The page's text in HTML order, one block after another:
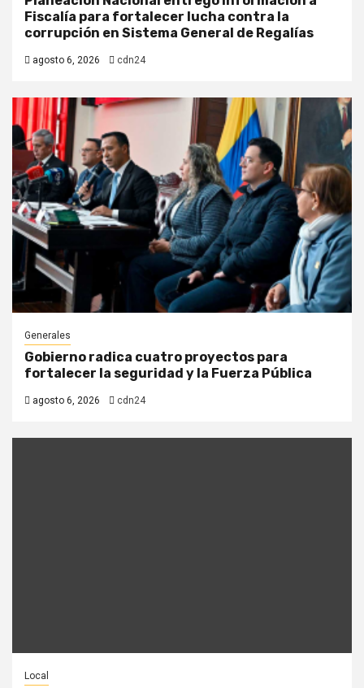
Fiscalía para fortalecer lucha contra la
corrupción en Sistema General de Regalías
agosto 6, 2026 cdn24
Generales
Gobierno radica cuatro proyectos para
fortalecer la seguridad y la Fuerza Pública
agosto 6, 2026 cdn24
Local